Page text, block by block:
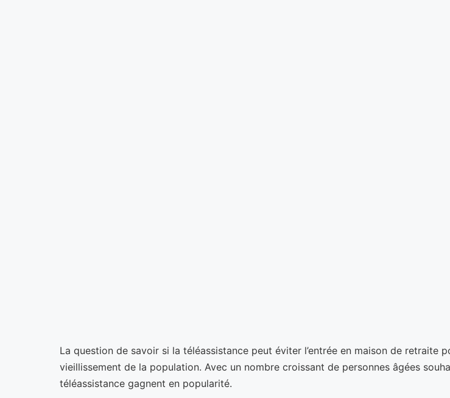
La question de savoir si la téléassistance peut éviter l’entrée en maison de retraite
vieillissement de la population. Avec un nombre croissant de personnes âgées
téléassistance gagnent en popularité.